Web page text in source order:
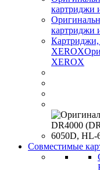
картриджи
картриджи
Картриджи,
XEROX
XEROX
Совместимые